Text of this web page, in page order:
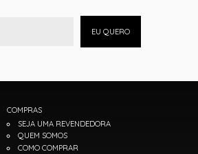
EU QUERO
COMPRAS
SEJA UMA REVENDEDORA
QUEM SOMOS
COMO COMPRAR